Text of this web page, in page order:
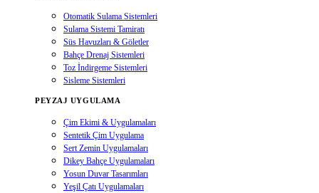
Otomatik Sulama Sistemleri
Sulama Sistemi Tamiratı
Süs Havuzları & Göletler
Bahçe Drenaj Sistemleri
Toz İndirgeme Sistemleri
Sisleme Sistemleri
PEYZAJ UYGULAMA
Çim Ekimi & Uygulamaları
Sentetik Çim Uygulama
Sert Zemin Uygulamaları
Dikey Bahçe Uygulamaları
Yosun Duvar Tasarımları
Yeşil Çatı Uygulamaları